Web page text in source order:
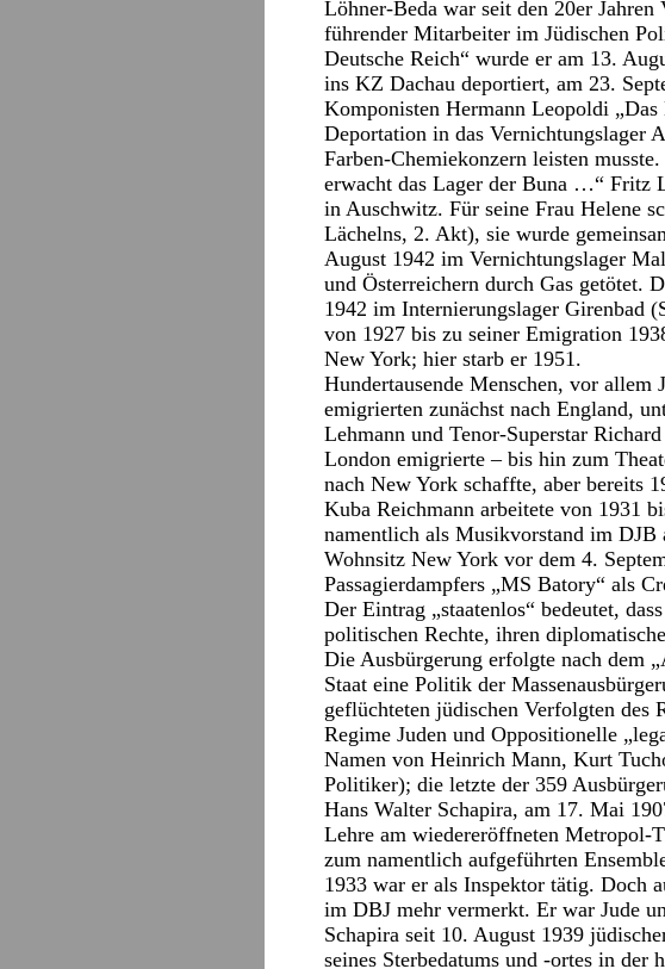
Löhner-Beda war seit den 20er
führender Mitarbeiter im Jüdischen
Deutsche Reich“ wurde er am 13.
ins KZ Dachau deportiert, am 23.
Komponisten Hermann Leopoldi
Deportation in das Vernichtungslager
Farben-Chemiekonzern leisten
erwacht das Lager der Buna …“ Fritz
in Auschwitz. Für seine Frau Helene
Lächelns, 2. Akt), sie wurde
August 1942 im Vernichtungslager
und Österreichern durch Gas getötet.
1942 im Internierungslager Girenbad
von 1927 bis zu seiner Emigration
New York; hier starb er 1951.
Hundertausende Menschen, vor
emigrierten zunächst nach England,
Lehmann und Tenor-Superstar
London emigrierte – bis hin zum
nach New York schaffte, aber bereits
Kuba Reichmann arbeitete von 1931
namentlich als Musikvorstand im
Wohnsitz New York vor dem 4.
Passagierdampfers „MS Batory“ als
Der Eintrag „staatenlos“ bedeutet,
politischen Rechte, ihren
Die Ausbürgerung erfolgte nach dem
Staat eine Politik der
geflüchteten jüdischen Verfolgten des
Regime Juden und Oppositionelle
Namen von Heinrich Mann, Kurt
Politiker); die letzte der 359
Hans Walter Schapira, am 17. Mai
Lehre am wiedereröffneten Metropol-
zum namentlich aufgeführten
1933 war er als Inspektor tätig. Doch
im DBJ mehr vermerkt. Er war Jude
Schapira seit 10. August 1939
seines Sterbedatums und -ortes in